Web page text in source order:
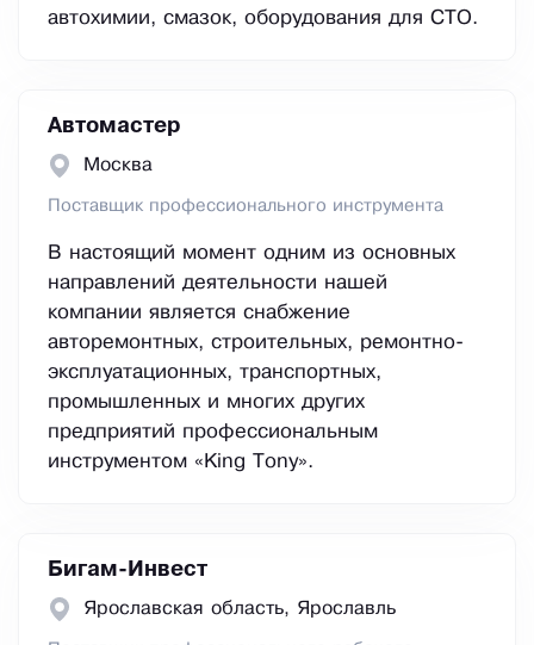
автохимии, смазок, оборудования для СТО.
Автомастер
Москва
Поставщик профессионального инструмента
В настоящий момент одним из основных
направлений деятельности нашей
компании является снабжение
авторемонтных, строительных, ремонтно-
эксплуатационных, транспортных,
промышленных и многих других
предприятий профессиональным
инструментом «King Tony».
Бигам-Инвест
Ярославская область, Ярославль